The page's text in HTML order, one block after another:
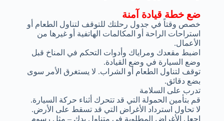
ضع خطة قيادة آمنة
خصص وقتاً في جدول رحلتك للتوقف لتناول الطعام أو
استراحات الراحة أو المكالمات الهاتفية أو غيرها من
الأعمال.
اضبط مقعدك ومراياك وأدوات التحكم في المناخ قبل
وضع السيارة في وضع القيادة.
توقف لتناول الطعام أو الشراب. لا يستغرق الأمر سوى
بضع دقائق.
تدرب على السلامة
قم بتأمين الحمولة التي قد تتحرك أثناء حركة السيارة.
لا تحاول استرداد الأغراض التي قد تسقط على الأرض.
اجعل الأغراض المطلوبة في متناول يدك – مثل رسوم